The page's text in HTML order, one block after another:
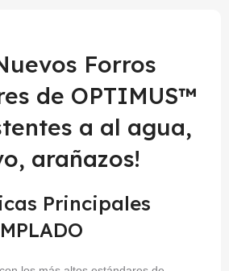
Forros
de OPTIMUS™
a al agua,
arañazos!
Principales